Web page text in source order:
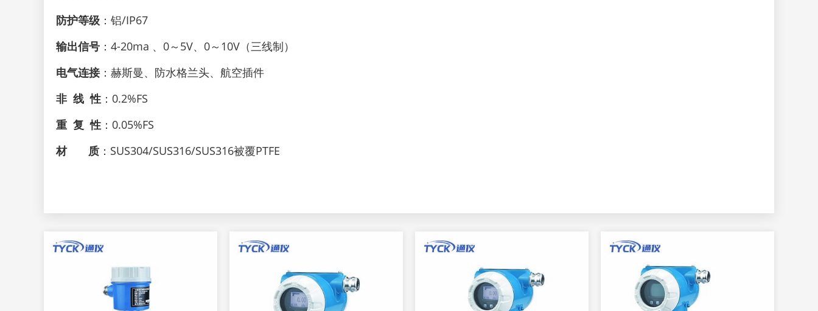
防护等级 ：铝/IP67
输出信号 ：4-20ma 、0～5V、0～10V（三线制）
电气连接：赫斯曼、防水格兰头、航空插件
非 线 性 ：0.2%FS
重 复 性 ：0.05%FS
材 质 ：SUS304/SUS316/SUS316被覆PTFE